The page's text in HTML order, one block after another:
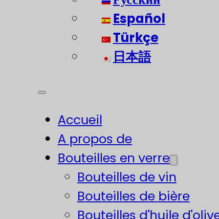
Español
Türkçe
日本語
Accueil
A propos de
Bouteilles en verre
Bouteilles de vin
Bouteilles de bière
Bouteilles d'huile